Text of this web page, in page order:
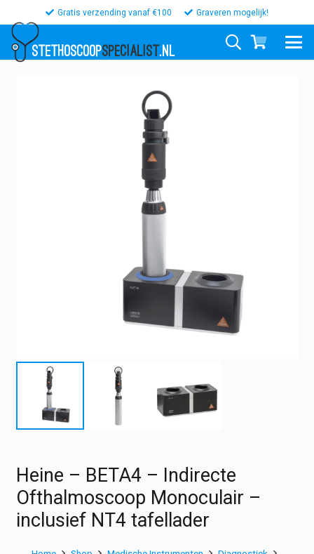
Gratis verzending vanaf €100 Graveren mogelijk!
STETHOSCOOPSPECIALIST.NL
Heine – BETA4 – Indirecte
Ofthalmoscoop Monoculair –
inclusief NT4 tafellader